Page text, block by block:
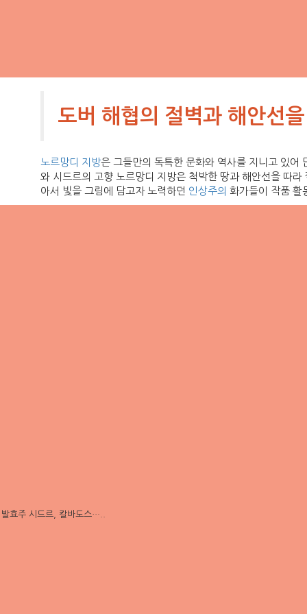
도버 해협의 절벽과 해안선
노르망디 지방은 그들만의 독특한 문화와 역사를 지니고 있어
와 시드르의 고향 노르망디 지방은 척박한 땅과 해안선을 따
아서 빛을 그림에 담고자 노력하던 인상주의 화가들이 작품 활
효주 시드르, 칼바도스…..